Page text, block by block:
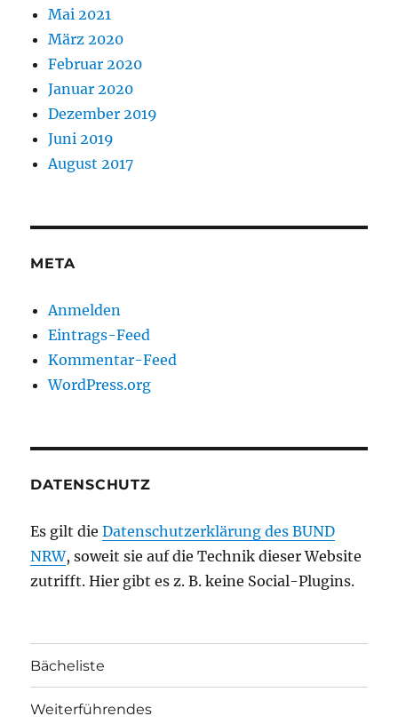
Mai 2021
März 2020
Februar 2020
Januar 2020
Dezember 2019
Juni 2019
August 2017
META
Anmelden
Eintrags-Feed
Kommentar-Feed
WordPress.org
DATENSCHUTZ
Es gilt dieDatenschutzerklärung des BUND
NRW, soweit sie auf die Technik dieser Website
zutrifft. Hier gibt es z. B. keine Social-Plugins.
Bächeliste
Weiterführendes